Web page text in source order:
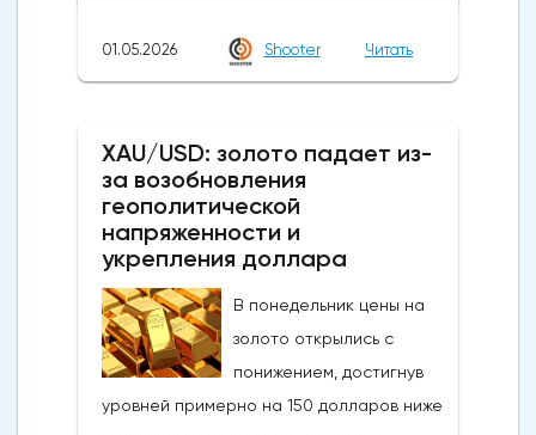
ссылкой на правительство и центральный
банк говорилось, что японские власти
поддержать иену, которая достигла самых
низких уровней с середины 2024 года,
когда проводилась последняя
интервенция. произошло.Сегодняшние
действия следуют недавнему сообщению
о готовности властей вмешаться, когда
пара USDJPY преодолеет сопротивление
уровней, которые в последний раз
01.05.2026 Shooter Читать
XAU/USD: золото падает из-
за возобновления
геополитической
напряженности и
укрепления доллара
В понедельник цены на
золото открылись с
понижением, достигнув
уровней примерно на 150 долларов ниже